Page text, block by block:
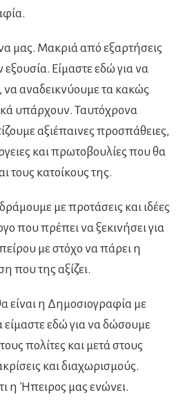
μας. Μακριά από εξαρτήσεις
Είμαστε εδώ για να
να αναδεικνύουμε τα κακώς
υπάρχουν. Ταυτόχρονα
αξιέπαινες προσπάθειες,
και πρωτοβουλίες που θα
τους κατοίκους της.
με προτάσεις και ιδέες
που πρέπει να ξεκινήσει για
με στόχο να πάρει η
που της αξίζει.
είναι η Δημοσιογραφία με
εδώ για να δώσουμε
πολίτες και μετά στους
και διαχωρισμούς.
η Ήπειρος μας ενώνει.